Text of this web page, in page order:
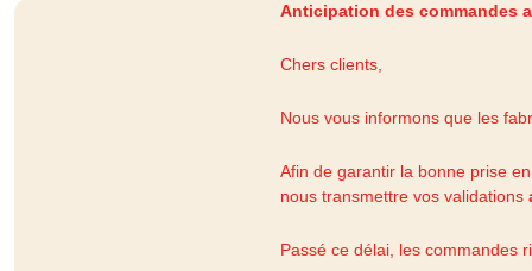
Anticipation des commandes
Chers clients,
Nous vous informons que les
Afin de garantir la bonne prise
nous transmettre vos validations
Passé ce délai, les commandes